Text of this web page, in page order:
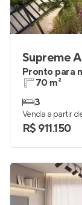
Supreme
Pronto para
70 m²
3
Venda a partir
R$ 911.150